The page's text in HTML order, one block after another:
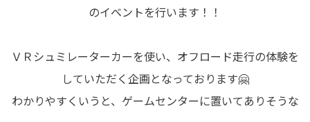
のイベントを行います！！
ＶＲシュミレーターカーを使い、オフロード走行の体験を
していただく企画となっております🤗
わかりやすくいうと、ゲームセンターに置いてありそうな